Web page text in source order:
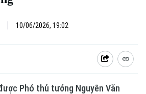
10/06/2026, 19:02
Phó thủ tướng Nguyễn Văn